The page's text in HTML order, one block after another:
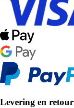
Levering en retour